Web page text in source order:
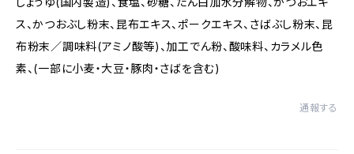
ス、かつおぶし粉末、昆布エキス、ポークエキス、さばぶし粉末、昆
布粉末／調味料(アミノ酸等)、加工でん粉、酸味料、カラメル色
素、(一部に小麦・大豆・豚肉・さばを含む)
通報する